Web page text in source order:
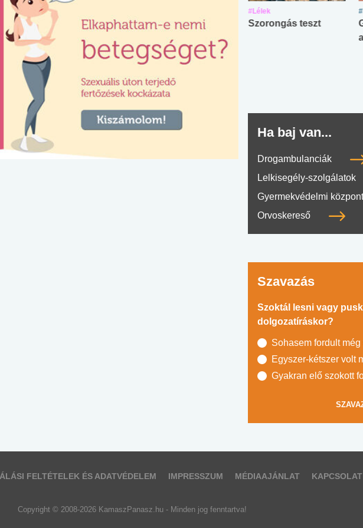
#Suli, munka
Angol középfokú
nyelvvizsga teszt -
No.42
Internet-függőség
#Lélek
Szorongás teszt
Ha baj van...
Drogambulanciák
Lelkisegély-szolgálatok
Gyermekvédelmi
Orvoskereső
Szavazás
Szoktál lesni vagy
dolgozatíráskor?
Sohasem fordult még
Egyszer-kétszer volt
Gyakran elő szokott
FELTÉTELEK ÉS ADATVÉDELEM IMPRESSZUM MÉDIAAJÁNLAT KAPCSOLAT
Copyright © 2008-2026 KamaszPanasz.hu - Minden jog fenntartva!